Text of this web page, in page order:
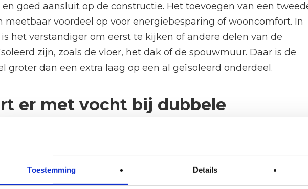
Toestemming Details
goed aansluit op de constructie. Het toevoegen van een
meetbaar voordeel op voor energiebesparing of wooncomfort. In
het verstandiger om eerst te kijken of andere delen van de
zijn, zoals de vloer, het dak of de spouwmuur. Daar is de
groter dan een extra laag op een al geïsoleerd onderdeel.
er met vocht bij dubbele
ontstaat er een risico op vochtophoping tussen de twee lagen.
van binnenuit trekt door de eerste isolatielaag en koelt af
laag bereikt. Op het grensvlak tussen de twee lagen kan de